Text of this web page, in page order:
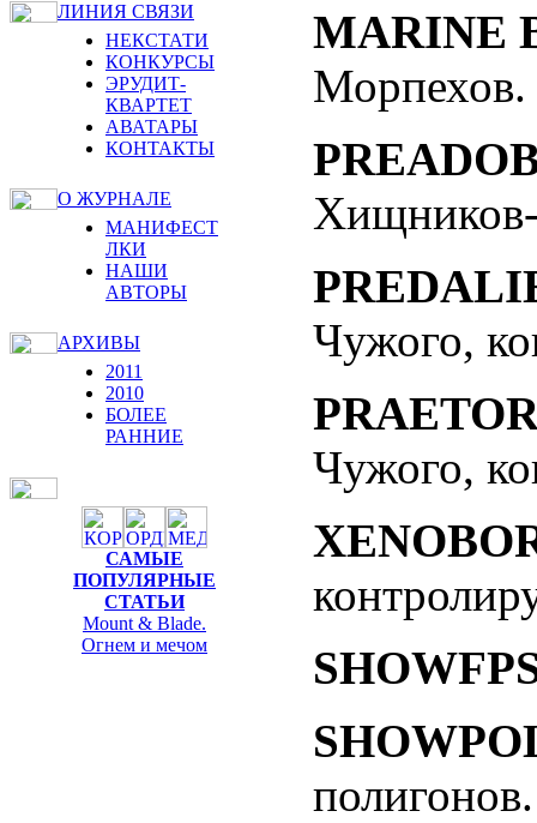
ЛИНИЯ СВЯЗИ
НЕКСТАТИ
КОНКУРСЫ
ЭРУДИТ-
КВАРТЕТ
АВАТАРЫ
КОНТАКТЫ
О ЖУРНАЛЕ
МАНИФЕСТ
ЛКИ
НАШИ
АВТОРЫ
АРХИВЫ
2011
2010
БОЛЕЕ
РАННИЕ
САМЫЕ
ПОПУЛЯРНЫЕ
СТАТЬИ
Mount & Blade.
Огнем и мечом
MARINE
Морпехов.
Чужого,
Чужого,
полигонов.